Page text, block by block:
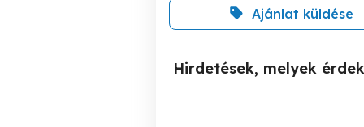
Ajánlat küldése
Hirdetések, melyek